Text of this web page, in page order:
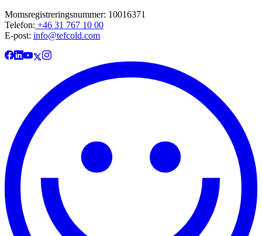
Momsregistreringsnummer: 10016371
Telefon: +46 31 767 10 00
E-post: info@tefcold.com